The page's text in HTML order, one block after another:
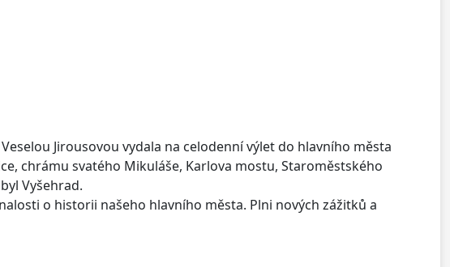
Jirousovou vydala na celodenní výlet do hlavního města
chrámu svatého Mikuláše, Karlova mostu, Staroměstského
Vyšehrad.
o historii našeho hlavního města. Plni nových zážitků a